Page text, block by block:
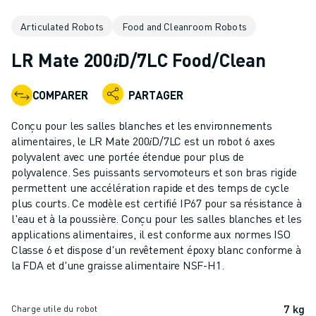
ROBOTS COLLABORATIFS
CONTRÔLEURS DE ROBOTS
ACCESSOIRES POUR ROBOTS
LOGICIEL ROBOT
PRODUITS DE ROBOTIQUE ÉDUCATIVE
AUTOMATISATION DES ROBOTS
ROBOTS DE SOUDAGE À L'ARC
ROBOTS ARTICULÉS
SÉRIE ARC MATE
SÉRIE M-900
ROBOTS DELTA
ROBOTS POUR L'ALIMENTATION ET LES SALLES BLANCHES
Articulated Robots Food and Cleanroom Robots
LR Mate 200𝑖D/7LC Food/Clean
COMPARER PARTAGER
Conçu pour les salles blanches et les environnements
alimentaires, le LR Mate 200𝑖D/7LC est un robot 6 axes
polyvalent avec une portée étendue pour plus de
polyvalence. Ses puissants servomoteurs et son bras rigide
permettent une accélération rapide et des temps de cycle
plus courts. Ce modèle est certifié IP67 pour sa résistance à
l'eau et à la poussière. Conçu pour les salles blanches et les
applications alimentaires, il est conforme aux normes ISO
Classe 6 et dispose d'un revêtement époxy blanc conforme à
la FDA et d'une graisse alimentaire NSF-H1.
Charge utile du robot 7 kg